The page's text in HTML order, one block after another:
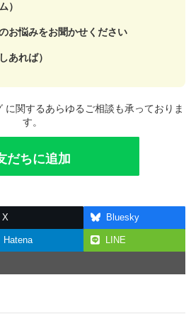
）
お悩みをお聞かせください
あれば）
に関するあらゆるご相談も承っておりま
す。
だちに追加
X Bluesky
Hatena LINE